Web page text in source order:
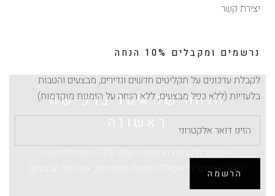
הנחה של 10% ברכישה
ראשונה
הקרובה באתר (לא כולל הזמנות מוקדמות, אין כפל מבצעים)
יצירת קשר
נרשמים ומקבלים 10% הנחה
לקבלת עדכונים על תקליטים חדשים ונדירים, מבצעים והטבות
בלעדיות (ללא כפל מבצעים, ללא הנחה על הזמנות מוקדמות)
הרשמה